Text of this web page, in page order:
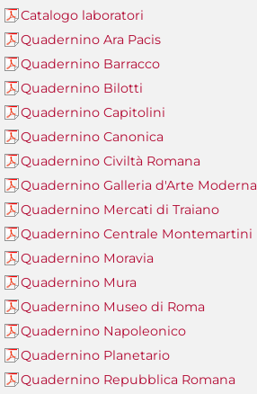
Catalogo laboratori
Quadernino Ara Pacis
Quadernino Barracco
Quadernino Bilotti
Quadernino Capitolini
Quadernino Canonica
Quadernino Civiltà Romana
Quadernino Galleria d'Arte Moderna
Quadernino Mercati di Traiano
Quadernino Centrale Montemartini
Quadernino Moravia
Quadernino Mura
Quadernino Museo di Roma
Quadernino Napoleonico
Quadernino Planetario
Quadernino Repubblica Romana